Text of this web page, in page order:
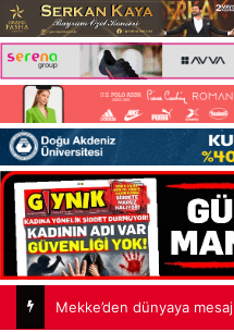
Mekke’den dünyaya mesaj